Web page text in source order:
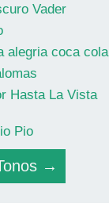
Vader
alegria coca cola
Hasta La Vista
Pio
→